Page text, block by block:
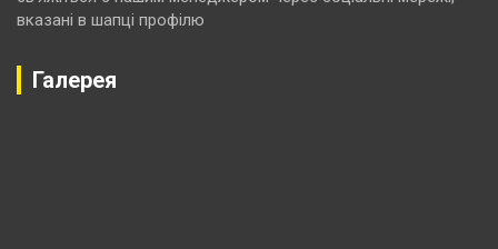
вказані в шапці профілю
Галерея